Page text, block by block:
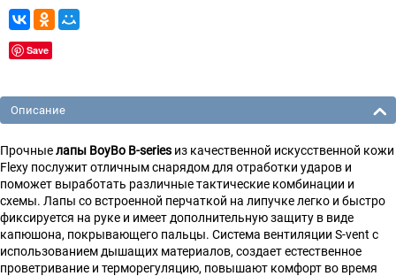
Save
Описание
Прочныелапы BoyBo B-series из качественной искусственной кожи
Flexy послужит отличным снарядом для отработки ударов и
поможет выработать различные тактические комбинации и
схемы. Лапы со встроенной перчаткой на липучке легко и быстро
фиксируется на руке и имеет дополнительную защиту в виде
капюшона, покрывающего пальцы. Система вентиляции S-vent с
использованием дышащих материалов, создает естественное
проветривание и терморегуляцию, повышают комфорт во время